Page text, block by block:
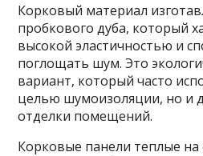
Корковый материал
пробкового дуба, который
высокой эластичностью и
поглощать шум. Это
вариант, который часто
целью шумоизоляции, но и
отделки помещений.
Корковые панели теплые